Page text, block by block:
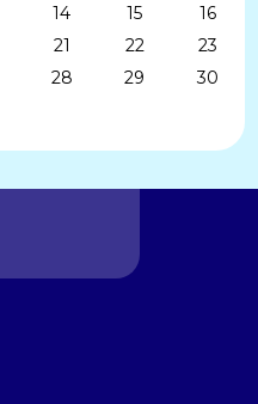
14 15
16
21 22
23
28 29
30